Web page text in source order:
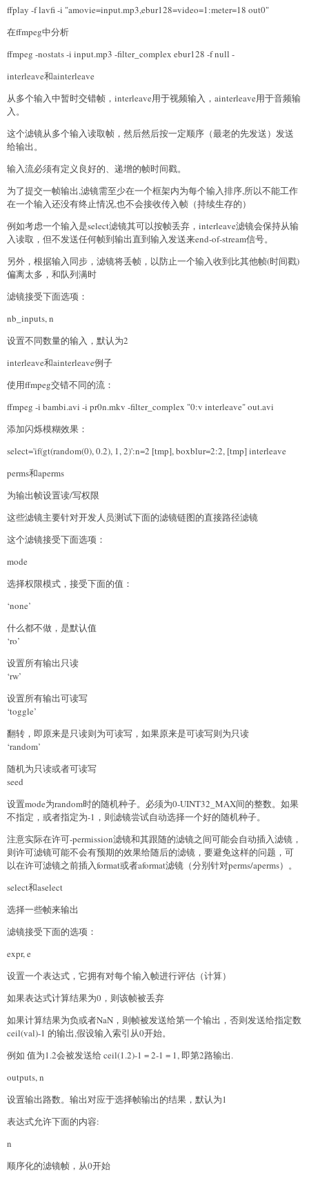
ffplay -f lavfi -i "amovie=input.mp3,ebur128=video=1:meter=18 out0"
在ffmpeg中分析
ffmpeg -nostats -i input.mp3 -filter_complex ebur128 -f null -
interleave和ainterleave
从多个输入中暂时交错帧，interleave用于视频输入，ainterleave用于音频输
入。
这个滤镜从多个输入读取帧，然后然后按一定顺序（最老的先发送）发送
给输出。
输入流必须有定义良好的、递增的帧时间戳。
为了提交一帧输出,滤镜需至少在一个框架内为每个输入排序,所以不能工作
在一个输入还没有终止情况,也不会接收传入帧（持续生存的）
例如考虑一个输入是select滤镜其可以按帧丢弃，interleave滤镜会保持从输
入读取，但不发送任何帧到输出直到输入发送来end-of-stream信号。
另外，根据输入同步，滤镜将丢帧，以防止一个输入收到比其他帧(时间戳)
偏离太多，和队列满时
滤镜接受下面选项：
nb_inputs, n
设置不同数量的输入，默认为2
interleave和ainterleave例子
使用ffmpeg交错不同的流：
ffmpeg -i bambi.avi -i pr0n.mkv -filter_complex "0:v interleave" out.avi
添加闪烁模糊效果：
select='if(gt(random(0), 0.2), 1, 2)':n=2 [tmp], boxblur=2:2, [tmp] interleave
perms和aperms
为输出帧设置读/写权限
这些滤镜主要针对开发人员测试下面的滤镜链图的直接路径滤镜
这个滤镜接受下面选项：
mode
选择权限模式，接受下面的值：
‘none’
什么都不做，是默认值
‘ro’
设置所有输出只读
‘rw’
设置所有输出可读写
‘toggle’
翻转，即原来是只读则为可读写，如果原来是可读写则为只读
‘random’
随机为只读或者可读写
seed
设置mode为random时的随机种子。必须为0-UINT32_MAX间的整数。如果
不指定，或者指定为-1，则滤镜尝试自动选择一个好的随机种子。
注意实际在许可-permission滤镜和其跟随的滤镜之间可能会自动插入滤镜，
则许可滤镜可能不会有预期的效果给随后的滤镜，要避免这样的问题，可
以在许可滤镜之前插入format或者aformat滤镜（分别针对perms/aperms）。
select和aselect
选择一些帧来输出
滤镜接受下面的选项：
expr, e
设置一个表达式，它拥有对每个输入帧进行评估（计算）
如果表达式计算结果为0，则该帧被丢弃
如果计算结果为负或者NaN，则帧被发送给第一个输出，否则发送给指定数
ceil(val)-1 的输出,假设输入索引从0开始。
例如 值为1.2会被发送给 ceil(1.2)-1 = 2-1 = 1, 即第2路输出.
outputs, n
设置输出路数。输出对应于选择帧输出的结果，默认为1
表达式允许下面的内容:
n
顺序化的滤镜帧，从0开始